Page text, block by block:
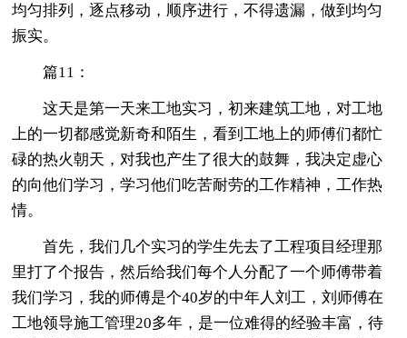
均匀排列，逐点移动，顺序进行，不得遗漏，做到均匀
振实。
篇11：
这天是第一天来工地实习，初来建筑工地，对工地
上的一切都感觉新奇和陌生，看到工地上的师傅们都忙
碌的热火朝天，对我也产生了很大的鼓舞，我决定虚心
的向他们学习，学习他们吃苦耐劳的工作精神，工作热
情。
首先，我们几个实习的学生先去了工程项目经理那
里打了个报告，然后给我们每个人分配了一个师傅带着
我们学习，我的师傅是个40岁的中年人刘工，刘师傅在
工地领导施工管理20多年，是一位难得的经验丰富，待